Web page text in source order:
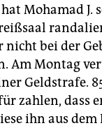
Mohamad J.
nicht bei der
Am Montag
Geldstrafe.
zahlen, dass
ihn aus